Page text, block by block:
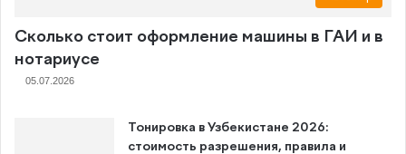
Сколько стоит оформление машины в ГАИ и в
нотариусе
05.07.2026
Тонировка в Узбекистане 2026:
стоимость разрешения, правила и